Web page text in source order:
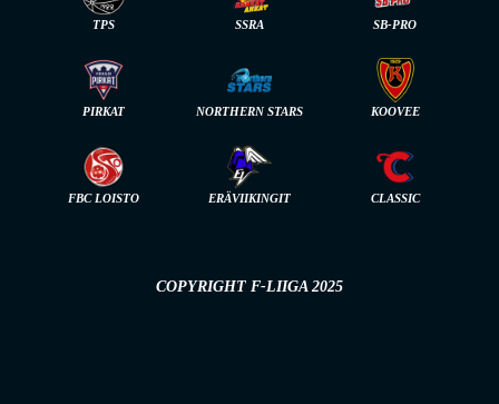
TPS SSRA SB-PRO
PIRKAT NORTHERN STARS KOOVEE
FBC LOISTO ERÄVIIKINGIT CLASSIC
COPYRIGHT F-LIIGA 2025